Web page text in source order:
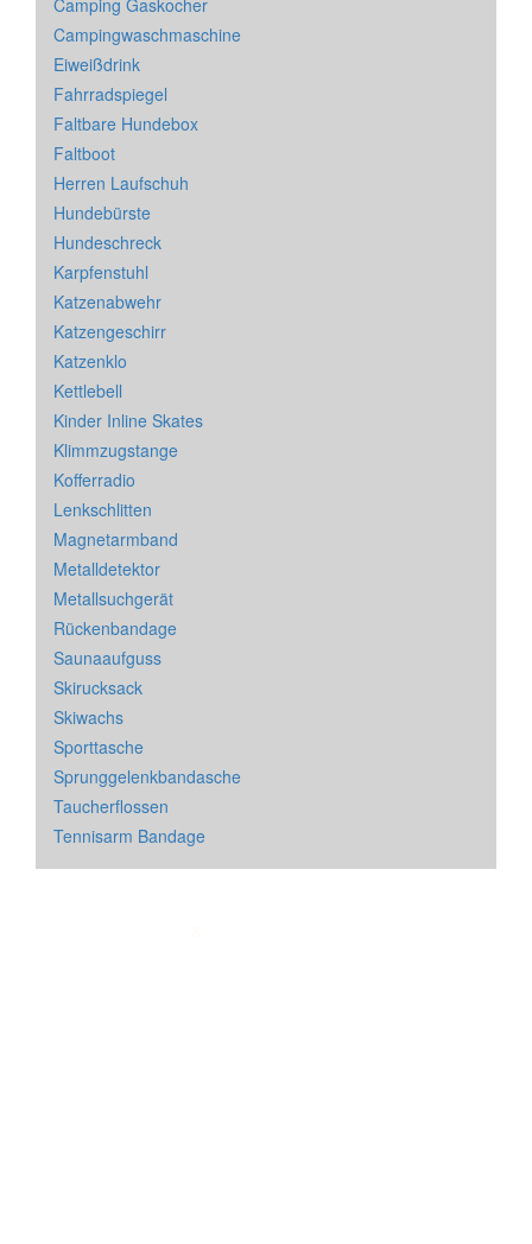
Campingwaschmaschine
Eiweißdrink
Fahrradspiegel
Faltbare Hundebox
Faltboot
Herren Laufschuh
Hundebürste
Hundeschreck
Karpfenstuhl
Katzenabwehr
Katzengeschirr
Katzenklo
Kettlebell
Kinder Inline Skates
Klimmzugstange
Kofferradio
Lenkschlitten
Magnetarmband
Metalldetektor
Metallsuchgerät
Rückenbandage
Saunaaufguss
Skirucksack
Skiwachs
Sporttasche
Sprunggelenkbandasche
Taucherflossen
Tennisarm Bandage